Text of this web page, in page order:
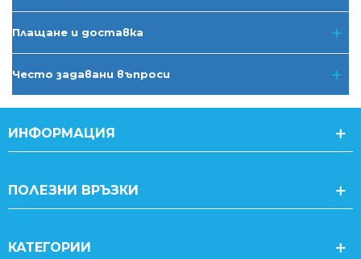
Плащане и доставка
Често задавани въпроси
ИНФОРМАЦИЯ
ПОЛЕЗНИ ВРЪЗКИ
КАТЕГОРИИ